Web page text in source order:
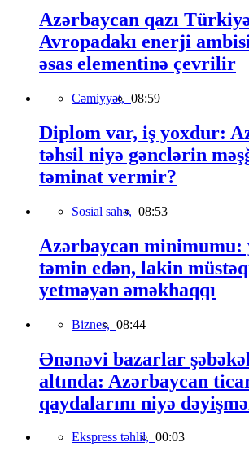
Azərbaycan qazı
Avropadakı enerji
əsas elementinə çevrilir
Cəmiyyət, 08:59
Diplom var, iş yoxdur:
təhsil niyə gənclərin
təminat vermir?
Sosial sahə, 08:53
Azərbaycan minimumu:
təmin edən, lakin
yetməyən əməkhaqqı
Biznes, 08:44
Ənənəvi bazarlar
altında: Azərbaycan
qaydalarını niyə
Ekspress təhlil, 00:03